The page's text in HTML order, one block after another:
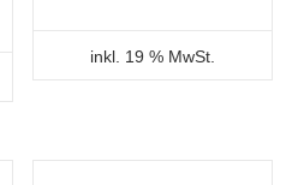
inkl. 19 % MwSt.